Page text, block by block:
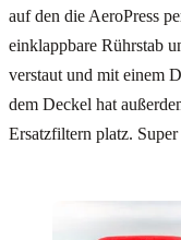
auf den die AeroPress
einklappbare Rührstab
verstaut und mit einem
dem Deckel hat
Ersatzfiltern platz.